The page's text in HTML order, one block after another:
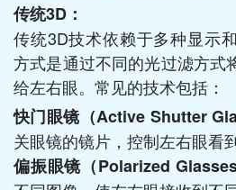
传统3D：
传统3D技术依赖于多种显示
方式是通过不同的光过滤方式
给左右眼。常见的技术包括：
快门眼镜（Active Shutter
关眼镜的镜片，控制左右眼看
偏振眼镜（Polarized Glasses